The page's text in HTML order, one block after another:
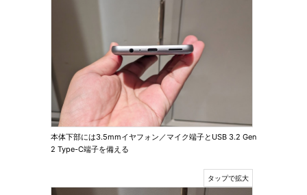
本体下部には3.5mmイヤフォン／マイク端子とUSB 3.2 Gen
2 Type-C端子を備える